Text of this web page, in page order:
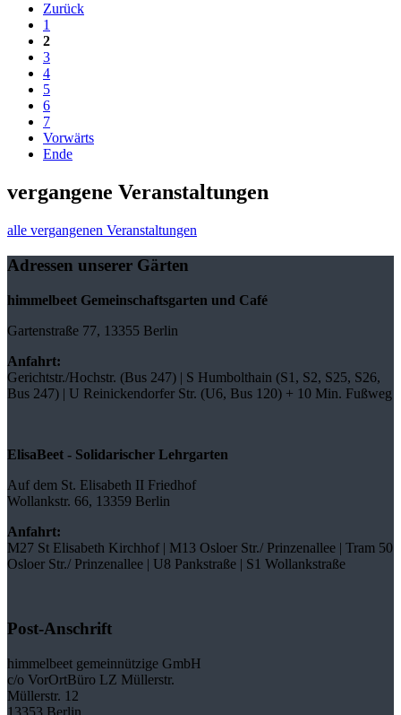
Zurück
1
2
3
4
5
6
7
Vorwärts
Ende
vergangene Veranstaltungen
alle vergangenen Veranstaltungen
Adressen unserer Gärten
himmelbeet Gemeinschaftsgarten und Café
Gartenstraße 77, 13355 Berlin
Anfahrt:
Gerichtstr./Hochstr. (Bus 247) | S Humbolthain (S1, S2, S25, S26,
Bus 247) | U Reinickendorfer Str. (U6, Bus 120) + 10 Min. Fußweg
ElisaBeet - Solidarischer Lehrgarten
Auf dem St. Elisabeth II Friedhof
Wollankstr. 66, 13359 Berlin
Anfahrt:
M27 St Elisabeth Kirchhof | M13 Osloer Str./ Prinzenallee | Tram 50
Osloer Str./ Prinzenallee | U8 Pankstraße | S1 Wollankstraße
Post-Anschrift
himmelbeet gemeinnützige GmbH
c/o VorOrtBüro LZ Müllerstr.
Müllerstr. 12